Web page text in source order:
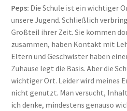
Peps: Die Schule ist ein wichtiger
unsere Jugend. Schließlich
Großteil ihrer Zeit. Sie kommen
zusammen, haben Kontakt mit
Eltern und Geschwister haben
Zuhause legt die Basis. Aber die
wichtiger Ort. Leider wird meines
nicht genutzt. Man versucht,
ich denke, mindestens genauso